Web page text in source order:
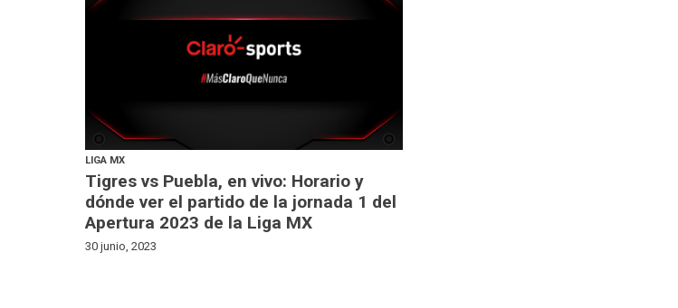
LIGA MX
Tigres vs Puebla, en vivo: Horario y
dónde ver el partido de la jornada 1 del
Apertura 2023 de la Liga MX
30 junio, 2023